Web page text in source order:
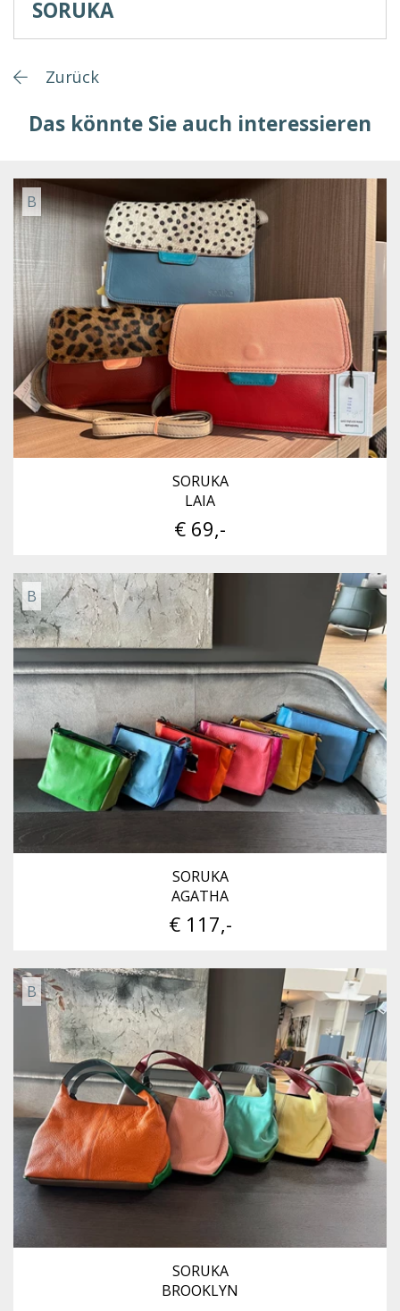
SORUKA
Zurück
Das könnte Sie auch interessieren
B
SORUKA
LAIA
€ 69,-
B
SORUKA
AGATHA
€ 117,-
B
SORUKA
BROOKLYN